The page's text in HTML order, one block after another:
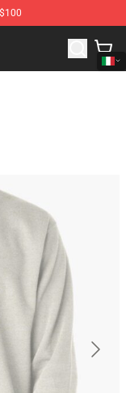
Shop